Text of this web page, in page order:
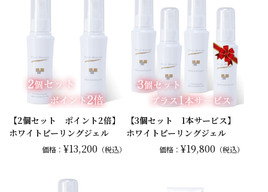
【2個セット ポイント2倍】
ホワイトピーリングジェル
価格：¥13,200 （税込）
【3個セット 1本サービス】
ホワイトピーリングジェル
価格： ¥19,800 （税込）